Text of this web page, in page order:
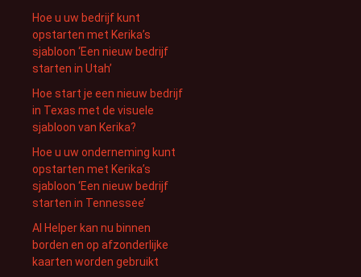
Hoe u uw bedrijf kunt
opstarten met Kerika’s
sjabloon ‘Een nieuw bedrijf
starten in Utah’
Hoe start je een nieuw bedrijf
in Texas met de visuele
sjabloon van Kerika?
Hoe u uw onderneming kunt
opstarten met Kerika’s
sjabloon ‘Een nieuw bedrijf
starten in Tennessee’
AI Helper kan nu binnen
borden en op afzonderlijke
kaarten worden gebruikt